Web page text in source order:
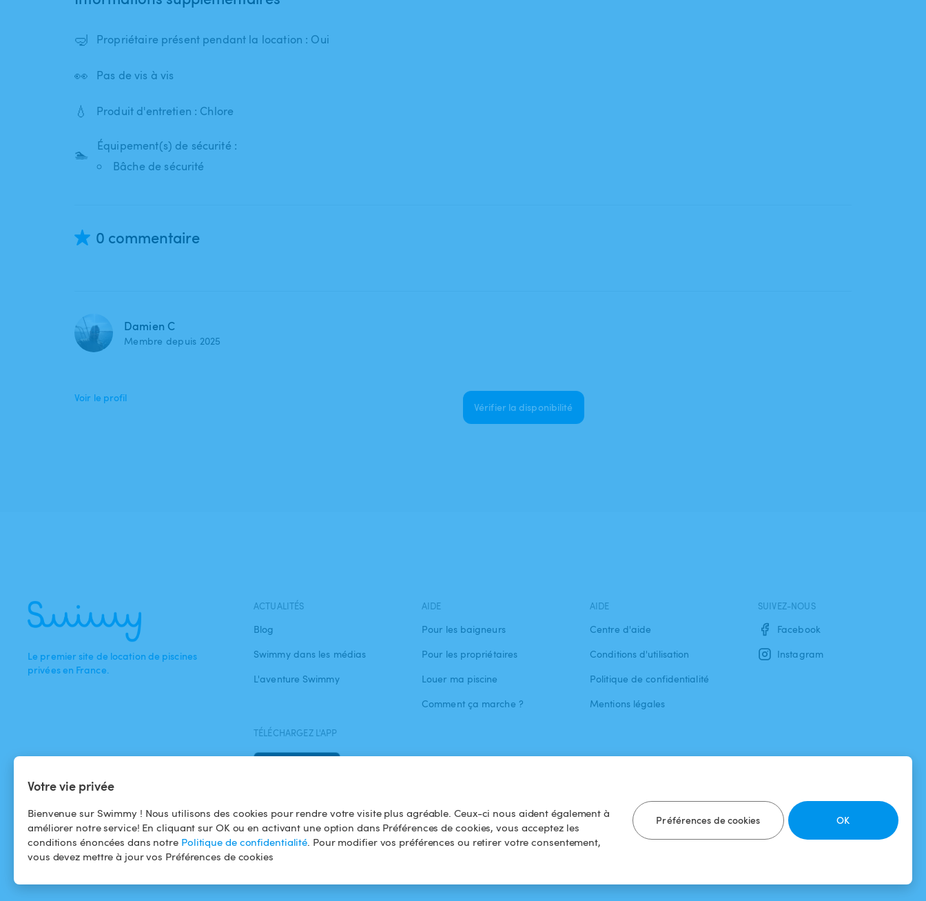
Votre vie privée
Bienvenue sur Swimmy ! Nous utilisons des cookies pour rendre votre visite plus agréable. Ceux-ci nous aident également à
améliorer notre service! En cliquant sur OK ou en activant une option dans Préférences de cookies, vous acceptez les
conditions énoncées dans notre Politique de confidentialité. Pour modifier vos préférences ou retirer votre consentement,
vous devez mettre à jour vos Préférences de cookies
Préférences de cookies OK
🤿 Propriétaire présent pendant la location : Oui
👀 Pas de vis à vis
💧 Produit d'entretien : Chlore
🏊
Équipement(s) de sécurité :
Bâche de sécurité
0 commentaire
Damien C
Membre depuis 2025
Voir le profil
Vérifier la disponibilité
Le premier site de location de piscines
privées en France.
ACTUALITÉS
Blog
Swimmy dans les médias
L'aventure Swimmy
AIDE
Pour les baigneurs
Pour les propriétaires
Louer ma piscine
Comment ça marche ?
AIDE
Centre d'aide
Conditions d'utilisation
Politique de confidentialité
Mentions légales
SUIVEZ-NOUS
Facebook
Instagram
TÉLÉCHARGEZ L'APP